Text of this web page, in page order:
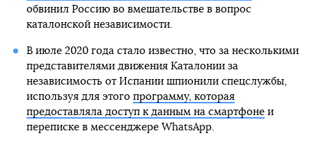
обвинил Россию во вмешательстве в вопрос
каталонской независимости.
В июле 2020 года стало известно, что за несколькими
представителями движения Каталонии за
независимость от Испании шпионили спецслужбы,
используя для этого программу, которая
предоставляла доступ к данным на смартфонеи
переписке в мессенджере WhatsApp.